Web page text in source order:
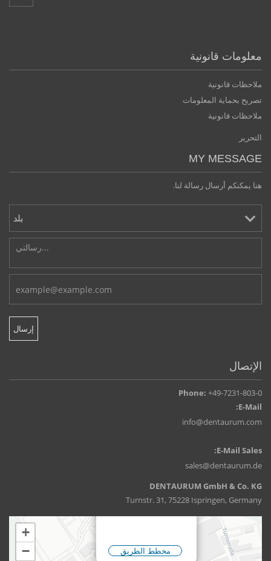
معلومات قانونية
ملاحظات قانونية
تصريح بحماية المعلومات
ملاحظات قانونية
التحرير
MY MESSAGE
هنا يمكنكم أرسال رسالة لنا.
الإتصال
Phone: +49-7231-803-0
E-Mail:
info@dentaurum.com
E-Mail Sales:
sales@dentaurum.de
DENTAURUM GmbH & Co. KG
Turnstr. 31, 75228 Ispringen, Germany